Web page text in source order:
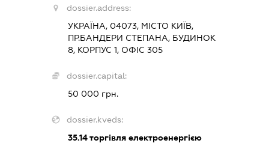
dossier.address:
УКРАЇНА, 04073, МІСТО КИЇВ,
ПР.БАНДЕРИ СТЕПАНА, БУДИНОК
8, КОРПУС 1, ОФІС 305
dossier.capital:
50 000 грн.
dossier.kveds:
35.14торгівля електроенергією